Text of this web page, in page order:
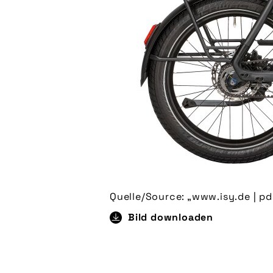
Quelle/Source: „www.isy.de |
Bild downloaden